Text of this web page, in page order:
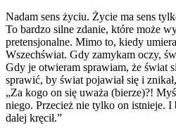
Nadam sens życiu. Życie ma sens
To bardzo silne zdanie, które może
pretensjonalne. Mimo to, kiedy
Wszechświat. Gdy zamykam oczy,
Gdy je otwieram sprawiam, że świat
sprawić, by świat pojawiał się i
„Za kogo on się uważa (bierze)?!
niego. Przecież nie tylko on istnieje. I
dalej kręcił.”